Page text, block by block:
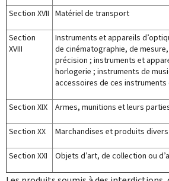
Section XVII Matériel de transport
Section
XVIII
Instruments et appareils
de cinématographie, de
précision ; instruments et
horlogerie ; instruments de
accessoires de ces instruments
Section XIX Armes, munitions et leurs
Section XX Marchandises et produits divers
Section XXI Objets d’art, de collection ou